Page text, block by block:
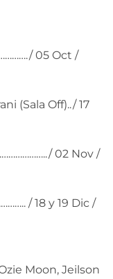
05 Oct /
(Sala Off)../ 17
02 Nov /
/ 18 y 19 Dic /
Moon​, ​Jeilson